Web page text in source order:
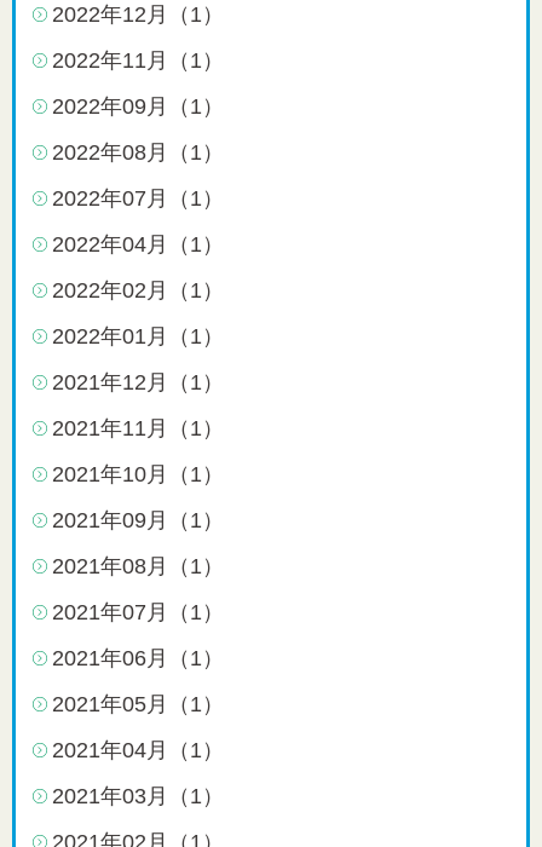
2022年12月（1）
2022年11月（1）
2022年09月（1）
2022年08月（1）
2022年07月（1）
2022年04月（1）
2022年02月（1）
2022年01月（1）
2021年12月（1）
2021年11月（1）
2021年10月（1）
2021年09月（1）
2021年08月（1）
2021年07月（1）
2021年06月（1）
2021年05月（1）
2021年04月（1）
2021年03月（1）
2021年02月（1）